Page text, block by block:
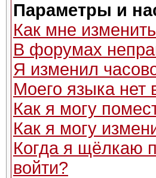
Параметры и
Как мне
В форумах
Я изменил
Моего языка нет
Как я могу
Как я могу
Когда я щёлкаю
войти?